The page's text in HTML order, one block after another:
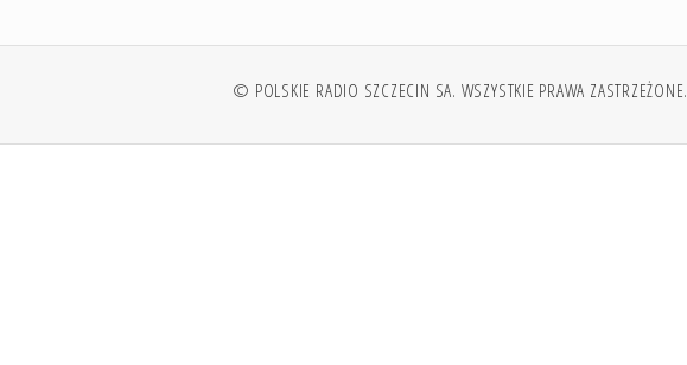
© POLSKIE RADIO SZCZECIN SA. WSZYSTKIE PRAWA ZASTRZEŻONE.